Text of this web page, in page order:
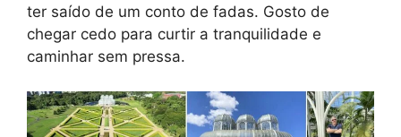
ter saído de um conto de fadas. Gosto de
chegar cedo para curtir a tranquilidade e
caminhar sem pressa.